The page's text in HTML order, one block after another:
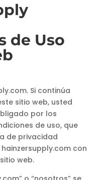
de Uso
Si continúa
sitio web, usted
por los
de uso, que
de privacidad
con
web.